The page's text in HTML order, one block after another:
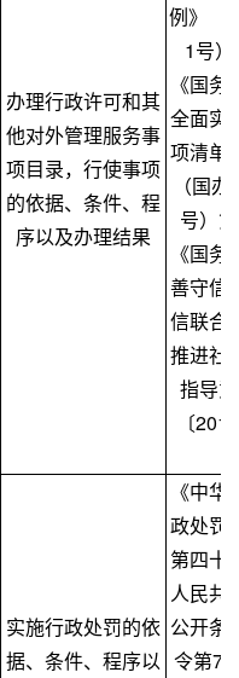
办理行政许可和其
他对外管理服务事
项目录，行使事项
的依据、条件、程
序以及办理结果
例》（
1号
《国
全面实
项清单
（国
号）
《国
善守信
信联合
推进社
指导
〔
实施行政处罚的依
据、条件、程序以
《中
政处罚
第四十
人民共
公开条
令第